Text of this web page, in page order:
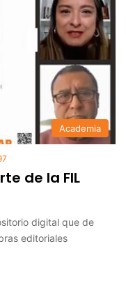
Academia
de la FIL
digital que de
editoriales